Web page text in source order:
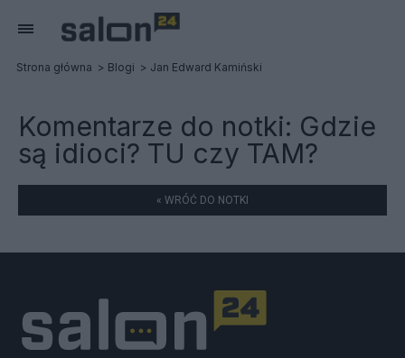
Strona główna Blogi Jan Edward Kamiński
Komentarze do notki: Gdzie
są idioci? TU czy TAM?
« WRÓĆ DO NOTKI